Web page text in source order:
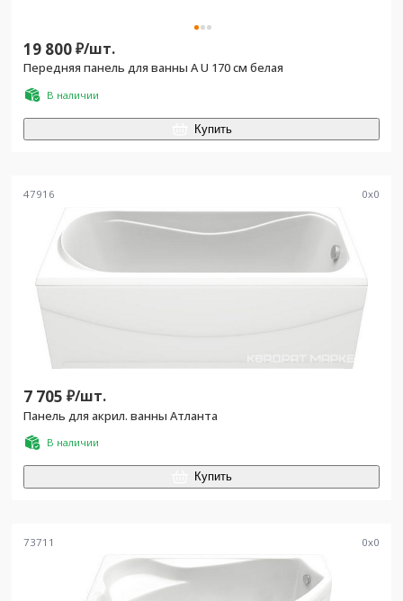
19 800₽/шт.
Передняя панель для ванны A U 170 см белая
В наличии
Купить
47916 0x0
7 705 ₽/шт.
Панель для акрил. ванны Атланта
В наличии
Купить
73711 0x0